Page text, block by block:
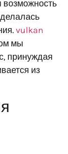
возможность
vulkan
мы
принуждая
из